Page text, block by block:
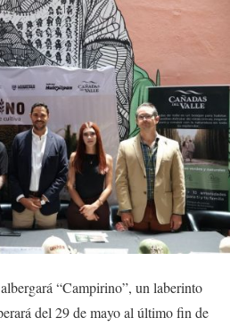
“Campirino”, un laberinto
del 29 de mayo al último fin de